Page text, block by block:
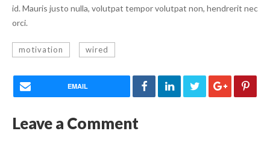
id. Mauris justo nulla, volutpat tempor volutpat non, hendrerit nec
orci.
motivation wired
EMAIL
Leave a Comment